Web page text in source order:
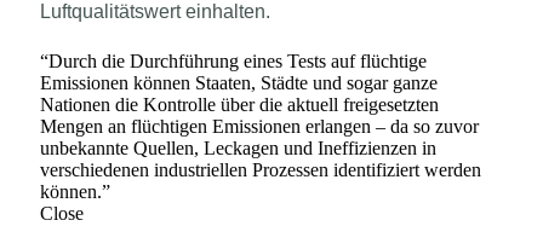
Luftqualitätswert einhalten.
“Durch die Durchführung eines Tests auf flüchtige
Emissionen können Staaten, Städte und sogar ganze
Nationen die Kontrolle über die aktuell freigesetzten
Mengen an flüchtigen Emissionen erlangen – da so zuvor
unbekannte Quellen, Leckagen und Ineffizienzen in
verschiedenen industriellen Prozessen identifiziert werden
können.”
Close